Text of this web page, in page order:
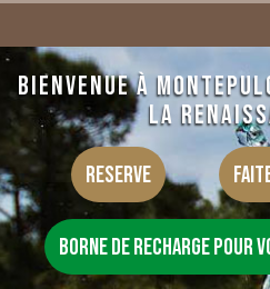
BIENVENUE À
LA
Reserve
Borne de recharge pour